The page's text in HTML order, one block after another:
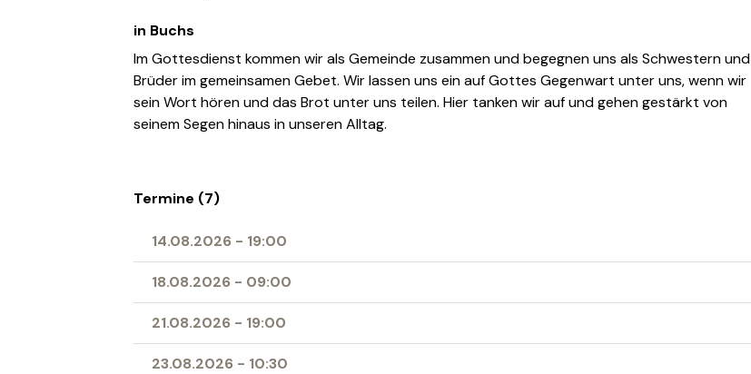
in Buchs
Im Gottesdienst kommen wir als Gemeinde zusammen und begegnen uns als Schwestern und
Brüder im gemeinsamen Gebet. Wir lassen uns ein auf Gottes Gegenwart unter uns, wenn wir
sein Wort hören und das Brot unter uns teilen. Hier tanken wir auf und gehen gestärkt von
seinem Segen hinaus in unseren Alltag.
Termine (7)
14.08.2026 - 19:00
18.08.2026 - 09:00
21.08.2026 - 19:00
23.08.2026 - 10:30